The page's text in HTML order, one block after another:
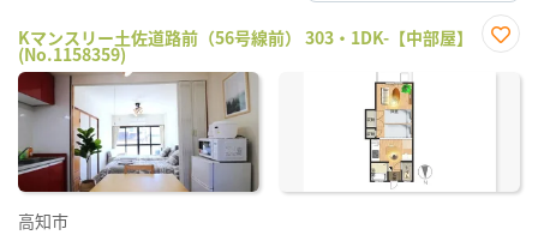
Kマンスリー土佐道路前（56号線前） 303・1DK-【中部屋】
(No.1158359)
に入
高知市